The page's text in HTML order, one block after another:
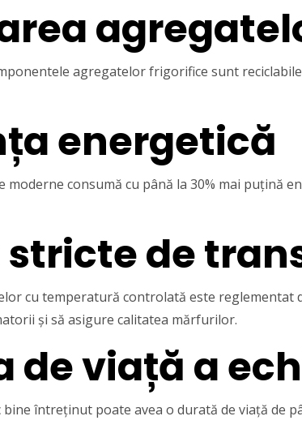
agregatelor frigorifice sunt
energetică
consumă cu până la 30% mai puțină
stricte de
cu temperatură controlată este reglementat
și să asigure calitatea mărfurilor.
de viață a
întreținut poate avea o durată de viață de